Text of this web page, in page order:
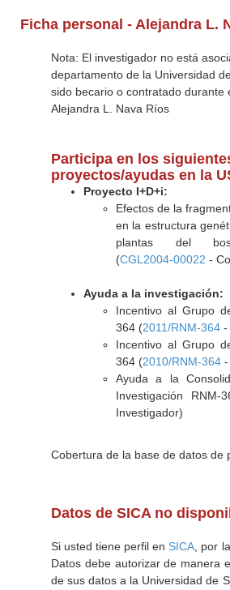
Ficha personal - Alejandra L.
Nota: El investigador no está
departamento de la Universidad
sido becario o contratado durante
Alejandra L. Nava Ríos
Participa en los
proyectos/ayudas en la
Proyecto I+D+i:
Efectos de la
en la estructura
plantas del
(CGL2004-00022 -
Ayuda a la investigación:
Incentivo al Grupo
364 (2011/RNM-364-
Incentivo al Grupo
364 (2010/RNM-364-
Ayuda a la
Investigación RNM-
Investigador)
Cobertura de la base de datos de
Datos de SICA no
Si usted tiene perfil en SICA , por
Datos debe autorizar de manera
de sus datos a la Universidad de